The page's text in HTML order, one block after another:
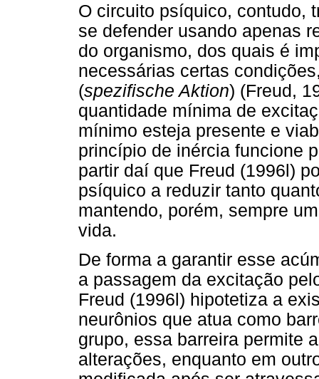
O circuito psíquico, contudo,
se defender usando apenas
do organismo, dos quais é
necessárias certas
(spezifische Aktion) (Freud,
quantidade mínima de
mínimo esteja presente e
princípio de inércia funcione
partir daí que Freud (1996l)
psíquico a reduzir tanto
mantendo, porém, sempre
vida.
De forma a garantir esse
a passagem da excitação
Freud (1996l) hipotetiza a
neurônios que atua como
grupo, essa barreira permite
alterações, enquanto em